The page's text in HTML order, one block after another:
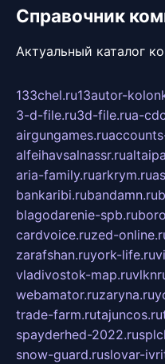
Справочник
Актуальный каталог
133chel.ru13autor-
3-d-file.ru3d-file.rua-
airgungames.ru
alfeihavsalnassr.ru
aria-family.ruarkrym.ru
bankaribi.rubandamn.ru
blagodarenie-spb.ru
cardvoice.ruzed-
zarafshan.ruyork-life.ru
vladivostok-map.ru
webamator.ruzaryna.ru
trade-farm.rutajuncos.ru
spayderhed-2022.ru
snow-guard.ruslovar-